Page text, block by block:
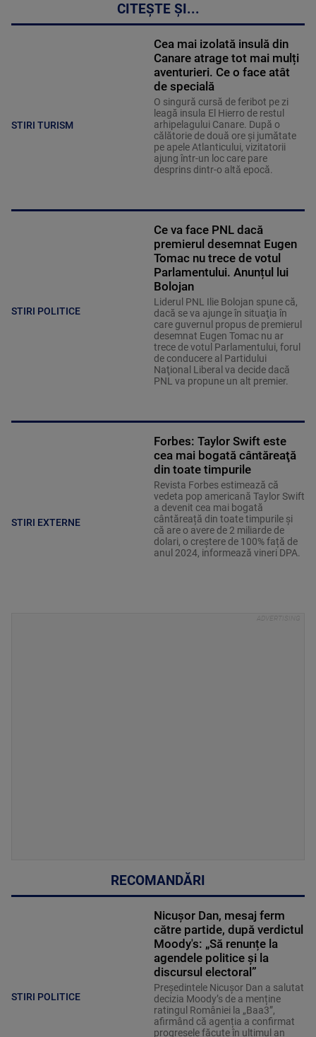
CITEȘTE ȘI...
STIRI TURISM
Cea mai izolată insulă din
Canare atrage tot mai mulți
aventurieri. Ce o face atât
de specială
O singură cursă de feribot pe zi
leagă insula El Hierro de restul
arhipelagului Canare. După o
călătorie de două ore și jumătate
pe apele Atlanticului, vizitatorii
ajung într-un loc care pare
desprins dintr-o altă epocă.
STIRI POLITICE
Ce va face PNL dacă
premierul desemnat Eugen
Tomac nu trece de votul
Parlamentului. Anunțul lui
Bolojan
Liderul PNL Ilie Bolojan spune că,
dacă se va ajunge în situaţia în
care guvernul propus de premierul
desemnat Eugen Tomac nu ar
trece de votul Parlamentului, forul
de conducere al Partidului
Naţional Liberal va decide dacă
PNL va propune un alt premier.
STIRI EXTERNE
Forbes: Taylor Swift este
cea mai bogată cântăreaţă
din toate timpurile
Revista Forbes estimează că
vedeta pop americană Taylor Swift
a devenit cea mai bogată
cântăreață din toate timpurile și
că are o avere de 2 miliarde de
dolari, o creștere de 100% față de
anul 2024, informează vineri DPA.
RECOMANDĂRI
STIRI POLITICE
Nicușor Dan, mesaj ferm
către partide, după verdictul
Moody's: „Să renunțe la
agendele politice şi la
discursul electoral”
Președintele Nicușor Dan a salutat
decizia Moody’s de a menține
ratingul României la „Baa3”,
afirmând că agenția a confirmat
progresele făcute în ultimul an